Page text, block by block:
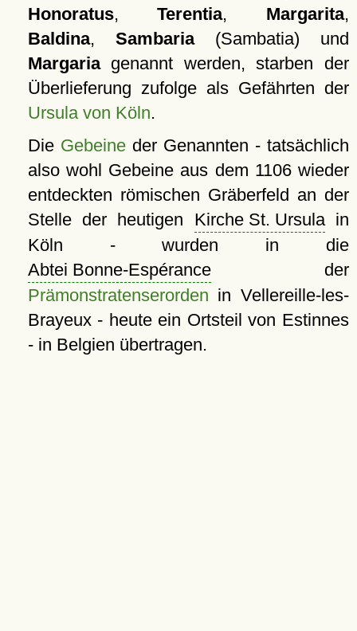
Honoratus,Terentia, Margarita,
Baldina, Sambaria(Sambatia) und
Margariagenannt werden, starben der
Überlieferung zufolge als Gefährten der
Ursula von Köln.
Die Gebeineder Genannten - tatsächlich
also wohl Gebeine aus dem 1106 wieder
entdeckten römischen Gräberfeld an der
Stelle der heutigen Kirche St. Ursulain
Köln - wurden in die
Abtei Bonne-Espéranceder
Prämonstratenserorden in Vellereille-les-
Brayeux - heute ein Ortsteil von Estinnes
- in Belgien übertragen.